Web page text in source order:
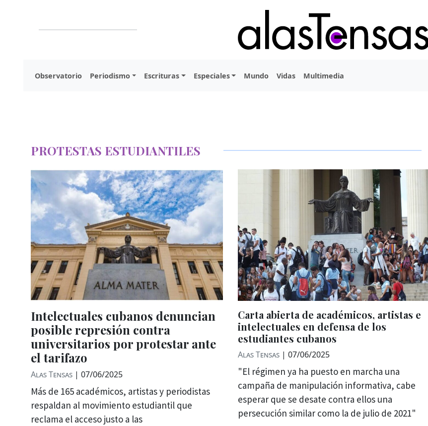
Observatorio Periodismo Escrituras Especiales Mundo Vidas Multimedia
PROTESTAS ESTUDIANTILES
Intelectuales cubanos denuncian
posible represión contra
universitarios por protestar ante
el tarifazo
Alas Tensas | 07/06/2025
Más de 165 académicos, artistas y periodistas
respaldan al movimiento estudiantil que
reclama el acceso justo a las
Carta abierta de académicos, artistas e
intelectuales en defensa de los
estudiantes cubanos
Alas Tensas | 07/06/2025
"El régimen ya ha puesto en marcha una
campaña de manipulación informativa, cabe
esperar que se desate contra ellos una
persecución similar como la de julio de 2021"